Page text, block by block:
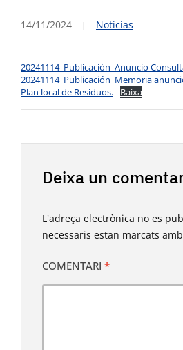
14/11/2024 Noticias
20241114_Publicación_Anuncio
20241114_Publicación_Memoria
Plan local de Residuos.
Baixa
Deixa un
L'adreça electrònica no es
necessaris estan marcats amb
COMENTARI *